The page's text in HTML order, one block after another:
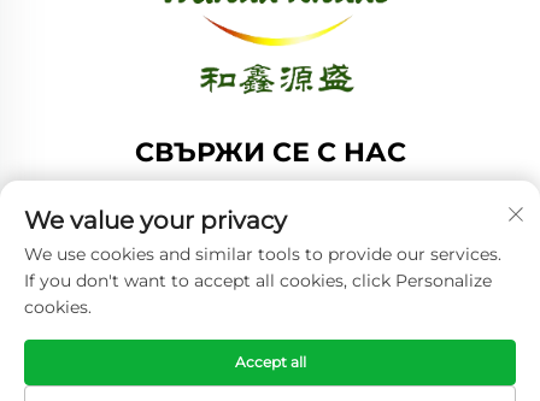
СВЪРЖИ СЕ С НАС
район, Циндао, Шандонг, Китай
Тел:+86-53285879528
Имейл:
Всички права запазени. © 2025 Циндао Хартн-ритюн
We value your privacy
We use cookies and similar tools to provide our services.
If you don't want to accept all cookies, click Personalize
cookies.
Accept all